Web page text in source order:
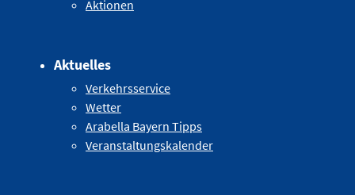
Aktionen
Aktuelles
Verkehrsservice
Wetter
Arabella Bayern Tipps
Veranstaltungskalender